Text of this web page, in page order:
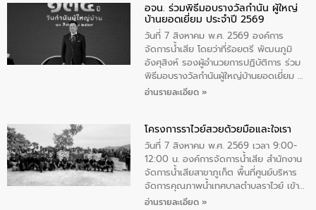
ทิพย์คำ รองผู้ว่าราชการจังหวัดมุกดาหาร
เป็นประธานในพิธี ณ เรือนจําชั่วคราวนาโสก
ตําบลนาโสก อําเภอเมืองมุกดาหาร จังหวัด
มุกดาหาร โดยในกิจกรรมได้ร่วมปลูกป่า และ
ทําความสะอาดภายในบริเวณ จัดกิจกรรม
เพื่อถวายเป็นพระราชกุศล สมเด็จพระนาง
เจ้าสิริกิติ์พระบรมราชินีนาถ พระบรมราช
อจน. ร่วมพิธีมอบรางวัลกำนัน ผู้ใหญ่
บ้านยอดเยี่ยม ประจำปี 2569
วันที่ 7 สิงหาคม พ.ศ. 2569 องค์การ
จัดการน้ำเสีย โดยว่าที่ร้อยตรี พัฒนภูมิ
อังศุสิงห์ รองผู้อำนวยการปฏิบัติการ ร่วม
พิธีมอบรางวัลกำนันผู้ใหญ่บ้านยอดเยี่ยม ณ
ทำเนียบรัฐบาล โดยมีนายอนุทิน ชาญวีรกูล
ทองคำและประกาศเกียรติคุณให้แก่ กำนัน
ผู้ใหญ่บ้านยอดเยี่ยม พร้อมกล่าวชื่นชม ให้
โอวาท และมอบนโยบาย
อ่านรายละเอียด »
โครงการราไวย์สวยด้วยมือและใจเรา
วันที่ 7 สิงหาคม พ.ศ. 2569 เวลา 9:00-
12:00 น. องค์การจัดการน้ำเสีย สำนักงาน
จัดการน้ำเสียสาขาภูเก็ต พื้นที่ศูนย์บริหาร
จัดการคุณภาพน้ำเทศบาลตำบลราไวย์ เข้า
ร่วมโครงการราไวย์สวยด้วยมือและใจเรา
อ่านรายละเอียด »